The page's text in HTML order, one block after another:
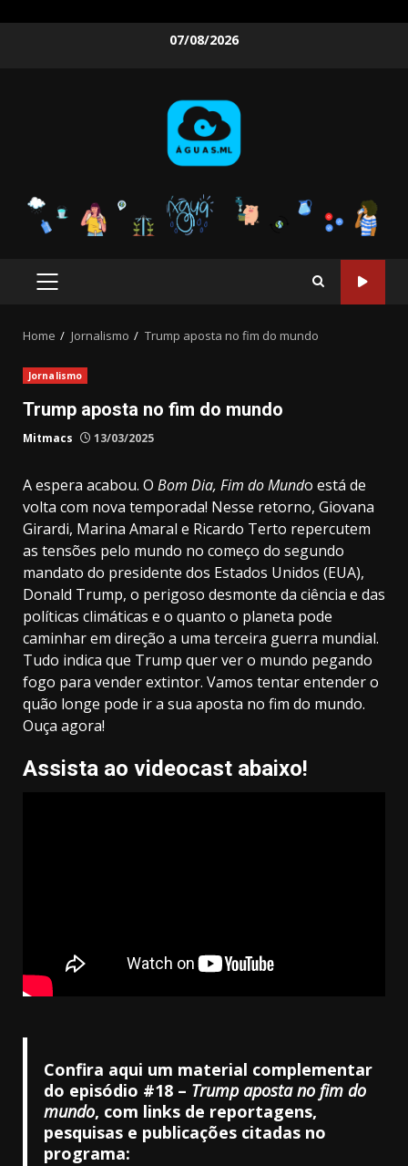
07/08/2026
PRIMARY
Home Jornalismo Trump aposta no fim do mundo
Jornalismo
Trump aposta no fim do mundo
Mitmacs 13/03/2025
A espera acabou. O Bom Dia, Fim do Mundo está de
volta com nova temporada! Nesse retorno, Giovana
Girardi, Marina Amaral e Ricardo Terto repercutem
as tensões pelo mundo no começo do segundo
mandato do presidente dos Estados Unidos (EUA),
Donald Trump, o perigoso desmonte da ciência e das
políticas climáticas e o quanto o planeta pode
caminhar em direção a uma terceira guerra mundial.
Tudo indica que Trump quer ver o mundo pegando
fogo para vender extintor. Vamos tentar entender o
quão longe pode ir a sua aposta no fim do mundo.
Ouça agora!
Assista ao videocast abaixo!
Confira aqui um material complementar
do episódio #18– Trump aposta no fim do
mundo, com links de reportagens,
pesquisas e publicações citadas no
programa: